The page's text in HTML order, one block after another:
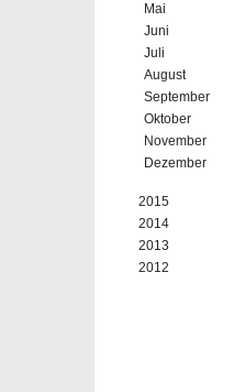
Mai
Juni
Juli
August
September
Oktober
November
Dezember
2015
2014
2013
2012